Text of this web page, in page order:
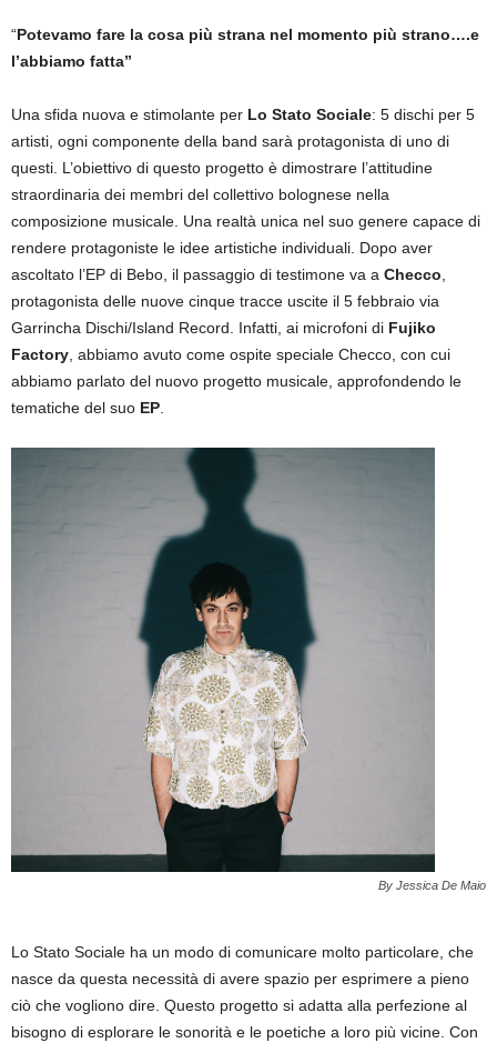
“Potevamo fare la cosa più strana nel momento più strano….e
l’abbiamo fatta”
Una sfida nuova e stimolante per Lo Stato Sociale: 5 dischi per 5
artisti, ogni componente della band sarà protagonista di uno di
questi. L’obiettivo di questo progetto è dimostrare l’attitudine
straordinaria dei membri del collettivo bolognese nella
composizione musicale. Una realtà unica nel suo genere capace di
rendere protagoniste le idee artistiche individuali. Dopo aver
ascoltato l’EP di Bebo, il passaggio di testimone va a Checco,
protagonista delle nuove cinque tracce uscite il 5 febbraio via
Garrincha Dischi/Island Record. Infatti, ai microfoni di Fujiko
Factory, abbiamo avuto come ospite speciale Checco, con cui
abbiamo parlato del nuovo progetto musicale, approfondendo le
tematiche del suo EP.
By Jessica De Maio
Lo Stato Sociale ha un modo di comunicare molto particolare, che
nasce da questa necessità di avere spazio per esprimere a pieno
ciò che vogliono dire. Questo progetto si adatta alla perfezione al
bisogno di esplorare le sonorità e le poetiche a loro più vicine. Con